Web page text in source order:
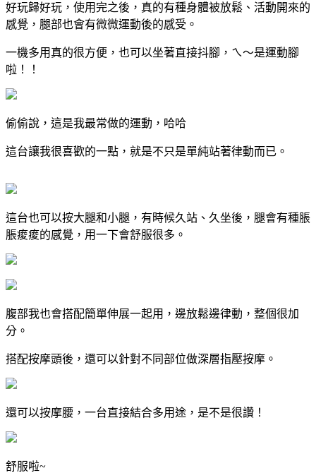
好玩歸好玩，使用完之後，真的有種身體被放鬆、活動開來的
感覺，腿部也會有微微運動後的感受。
一機多用真的很方便，也可以坐著直接抖腳，ㄟ～是運動腳
啦！！
偷偷說，這是我最常做的運動，哈哈
這台讓我很喜歡的一點，就是不只是單純站著律動而已。
這台也可以按大腿和小腿，有時候久站、久坐後，腿會有種脹
脹痠痠的感覺，用一下會舒服很多。
腹部我也會搭配簡單伸展一起用，邊放鬆邊律動，整個很加
分。
搭配按摩頭後，還可以針對不同部位做深層指壓按摩。
還可以按摩腰，一台直接結合多用途，是不是很讚！
舒服啦~